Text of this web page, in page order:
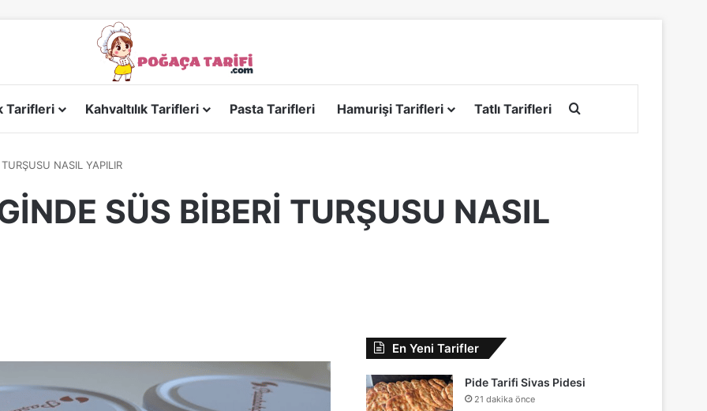
Tarifleri Kahvaltılık Tarifleri Pasta Tarifleri Hamurişi Tarifleri Tatlı Tarifleri
NASIL YAPILIR
SÜS BİBERİ TURŞUSU NASIL
En Yeni Tarifler
Pide Tarifi Sivas Pidesi
21 dakika önce